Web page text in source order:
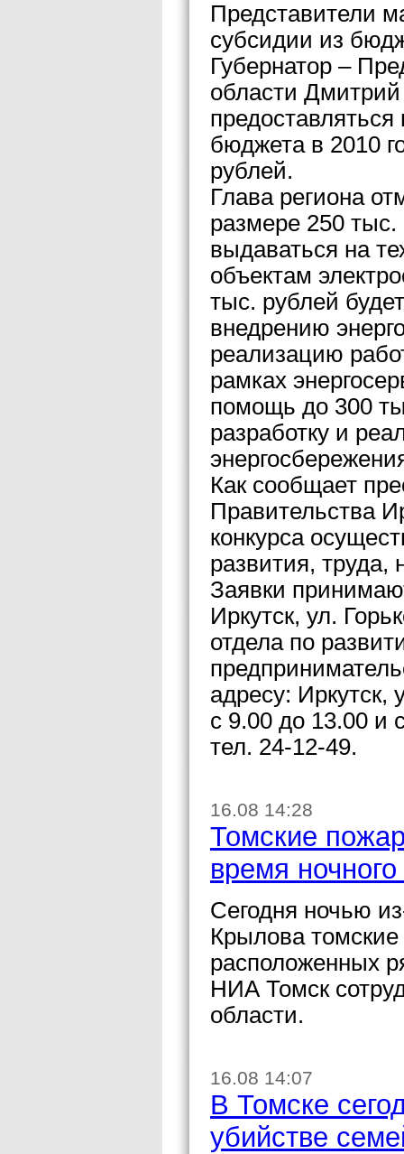
Представители
субсидии из
Губернатор –
области
предоставляться
бюджета в 2010
рублей.
Глава региона
размере 250 тыс.
выдаваться на
объектам
тыс. рублей
внедрению
реализацию
рамках
помощь до 300
разработку и
Как сообщает
Правительства
конкурса
развития,
Заявки
Иркутск, ул.
отдела по
адресу: Иркутск,
с 9.00 до 13.00 и
тел. 24-12-49.
16.08 14:28
Томские
время
Сегодня ночью
Крылова
расположенных
НИА Томск
области.
16.08 14:07
В Томске
убийстве